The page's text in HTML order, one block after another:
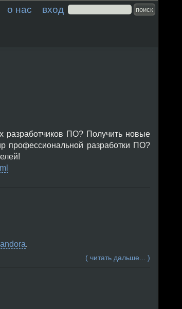
о нас вход
разработчиков ПО? Получить новые
профессиональной разработки ПО?
.
( читать дальше... )